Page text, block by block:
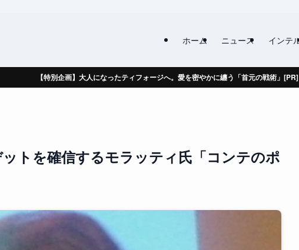
ホーム ニュース インテ
【特別企画】大人になったティフォージへ。愛を密やかに纏う「首元の戦術」[PR]
トを確信するモラッティ氏「コンテのポ